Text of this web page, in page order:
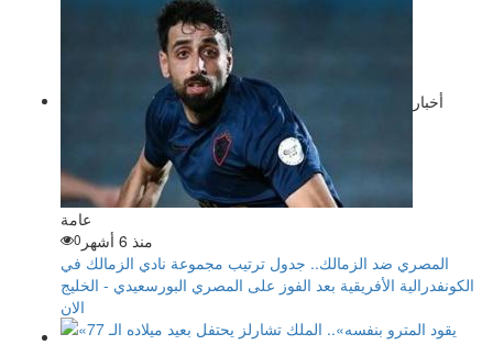
أخبار
عامة
منذ 6 أشهر
0
المصري ضد الزمالك.. جدول ترتيب مجموعة نادي الزمالك في
الكونفدرالية الأفريقية بعد الفوز على المصري البورسعيدي - الخليج
الان